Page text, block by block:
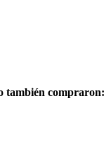
también compraron: